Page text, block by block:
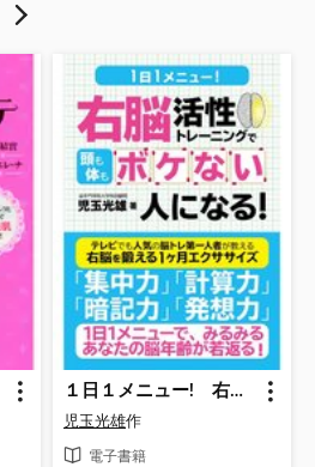
１日１メニュー! 右脳活性トレーニングで頭も体もボケない人になる!
児玉光雄作
電子書籍